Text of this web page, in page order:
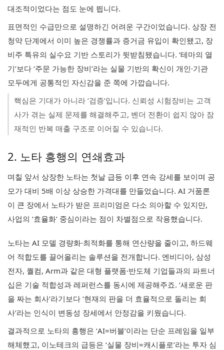
대조적이었다는 점도 눈에 띕니다.
표면적인 수급만으로 설명하긴 어려운 구간이었습니다. 상장 전
청약 단계에서 이미 높은 경쟁률과 증거금 유입이 확인됐고, 장
비주 특유의 실수요 기반 스토리가 뒷받침됐습니다. ‘테마의 열
기’보다 ‘주문 가능한 장비’라는 실물 기반의 확신이 개인·기관
모두에게 공통적인 자신감을 준 쪽에 가깝습니다.
핵심은 기대가 아니라 ‘검증’입니다. 신뢰성 시험장비는 고객
사가 겪는 실제 문제를 해결해주고, 벤더 전환이 쉽지 않아 잠
재적인 반복 매출 구조로 이어질 수 있습니다.
2. 노타 흥행의 연쇄효과
며칠 앞서 상장한 노타는 첫날 급등 이후 연속 강세를 보이며 공
모가 대비 5배 이상 상승한 가격대를 만들었습니다. AI 거품론
이 큰 장에서 노타가 받은 프리미엄은 다소 의아할 수 있지만,
사업의 ‘효율화’ 중심이라는 점이 차별점으로 작용했습니다.
노타는 AI 모델 경량화·최적화를 통해 연산량을 줄이고, 하드웨
어 적합도를 끌어올리는 솔루션을 전개합니다. 엔비디아, 삼성
전자, 퀄컴, Arm과 같은 대형 플랫폼·반도체 기업들과의 파트너
십은 기술 적합성과 레퍼런스를 동시에 제공해주죠. ‘새로운 판
을 짜는 회사’라기보다 ‘현재의 판을 더 효율적으로 돌리는 회
사’라는 인식이 변동성 장세에서 안정감을 키웠습니다.
결과적으로 노타의 흥행은 ‘AI=버블’이라는 단순 프레임을 일부
해체했고, 이노테크의 급등은 ‘실물 장비=캐시플로’라는 투자 심